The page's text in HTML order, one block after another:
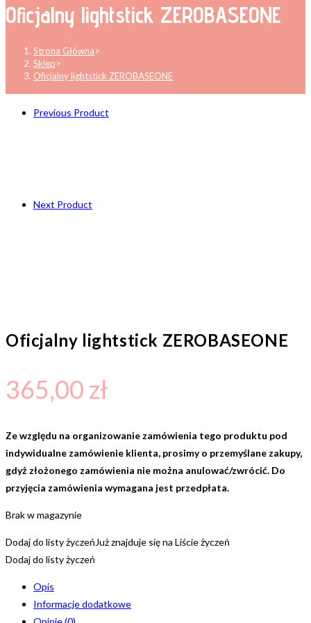
Oficjalny lightstick ZEROBASEONE
Strona Główna>
Sklep>
Oficjalny lightstick ZEROBASEONE
Previous Product
Next Product
Oficjalny lightstick ZEROBASEONE
365,00 zł
Ze względu na organizowanie zamówienia tego produktu pod
indywidualne zamówienie klienta, prosimy o przemyślane zakupy,
gdyż złożonego zamówienia nie można anulować/zwrócić. Do
przyjęcia zamówienia wymagana jest przedpłata.
Brak w magazynie
Dodaj do listy życzeńJuż znajduje się na Liście życzeń
Dodaj do listy życzeń
Opis
Informacje dodatkowe